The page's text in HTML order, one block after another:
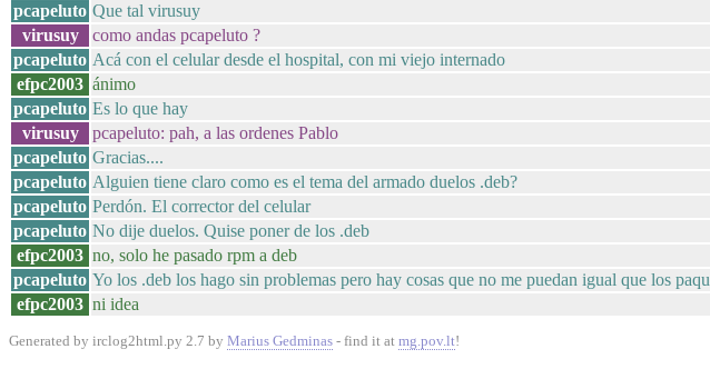
pcapeluto Que tal virusuy
virusuy
como andas pcapeluto ?
pcapeluto Acá con el celular desde el hospital, con mi viejo internado
efpc2003 ánimo
pcapeluto Es lo que hay
virusuy
pcapeluto: pah, a las ordenes Pablo
pcapeluto Gracias....
pcapeluto Alguien tiene claro como es el tema del armado duelos .deb?
pcapeluto Perdón. El corrector del celular
pcapeluto No dije duelos. Quise poner de los .deb
efpc2003 no, solo he pasado rpm a deb
pcapeluto Yo los .deb los hago sin problemas pero hay cosas que no me puedan igual que los
efpc2003 ni idea
Generated by irclog2html.py 2.7 by Marius Gedminas - find it at mg.pov.lt!